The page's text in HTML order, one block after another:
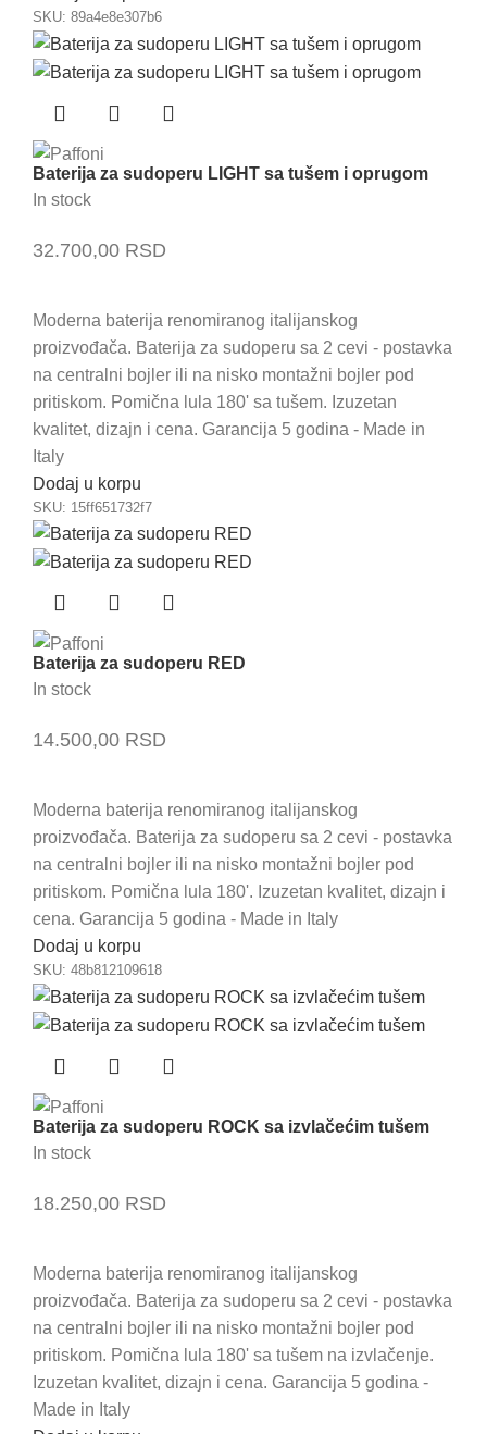
SKU: 89a4e8e307b6
Baterija za sudoperu LIGHT sa tušem i oprugom
In stock
32.700,00 RSD
Moderna baterija renomiranog italijanskog
proizvođača. Baterija za sudoperu sa 2 cevi - postavka
na centralni bojler ili na nisko montažni bojler pod
pritiskom. Pomična lula 180' sa tušem. Izuzetan
kvalitet, dizajn i cena. Garancija 5 godina - Made in
Italy
Dodaj u korpu
SKU: 15ff651732f7
Baterija za sudoperu RED
In stock
14.500,00 RSD
Moderna baterija renomiranog italijanskog
proizvođača. Baterija za sudoperu sa 2 cevi - postavka
na centralni bojler ili na nisko montažni bojler pod
pritiskom. Pomična lula 180'. Izuzetan kvalitet, dizajn i
cena. Garancija 5 godina - Made in Italy
Dodaj u korpu
SKU: 48b812109618
Baterija za sudoperu ROCK sa izvlačećim tušem
In stock
18.250,00 RSD
Moderna baterija renomiranog italijanskog
proizvođača. Baterija za sudoperu sa 2 cevi - postavka
na centralni bojler ili na nisko montažni bojler pod
pritiskom. Pomična lula 180' sa tušem na izvlačenje.
Izuzetan kvalitet, dizajn i cena. Garancija 5 godina -
Made in Italy